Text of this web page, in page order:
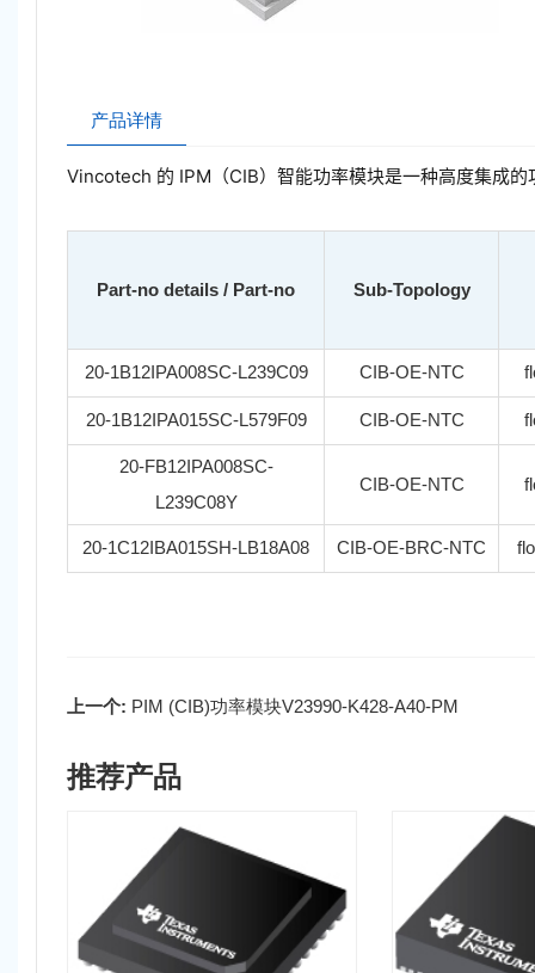
产品详情
Vincotech 的 IPM（CIB）智能功率模块是一种高度集成
Part-no details / Part-no Sub-Topology
20-1B12IPA008SC-L239C09 CIB-OE-NTC
20-1B12IPA015SC-L579F09 CIB-OE-NTC
20-FB12IPA008SC-
L239C08Y
CIB-OE-NTC
20-1C12IBA015SH-LB18A08 CIB-OE-BRC-NTC
上一个: PIM (CIB)功率模块V23990-K428-A40-PM
推荐产品